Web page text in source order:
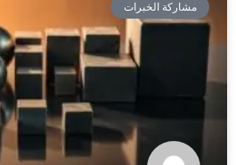
مشاركة الخبرات